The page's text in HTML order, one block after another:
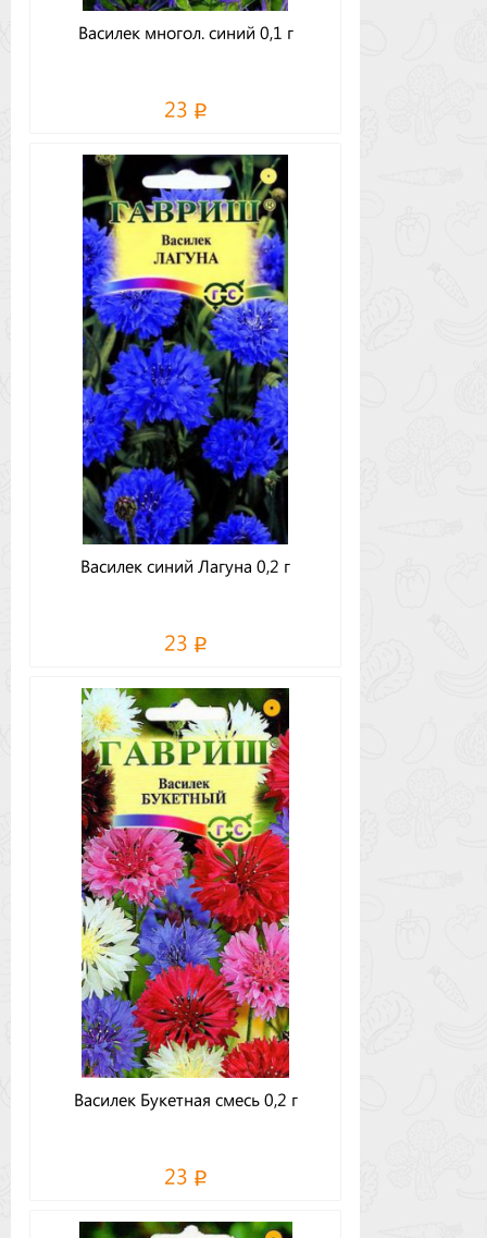
Василек многол. синий 0,1 г
23
Василек синий Лагуна 0,2 г
23
Василек Букетная смесь 0,2 г
23